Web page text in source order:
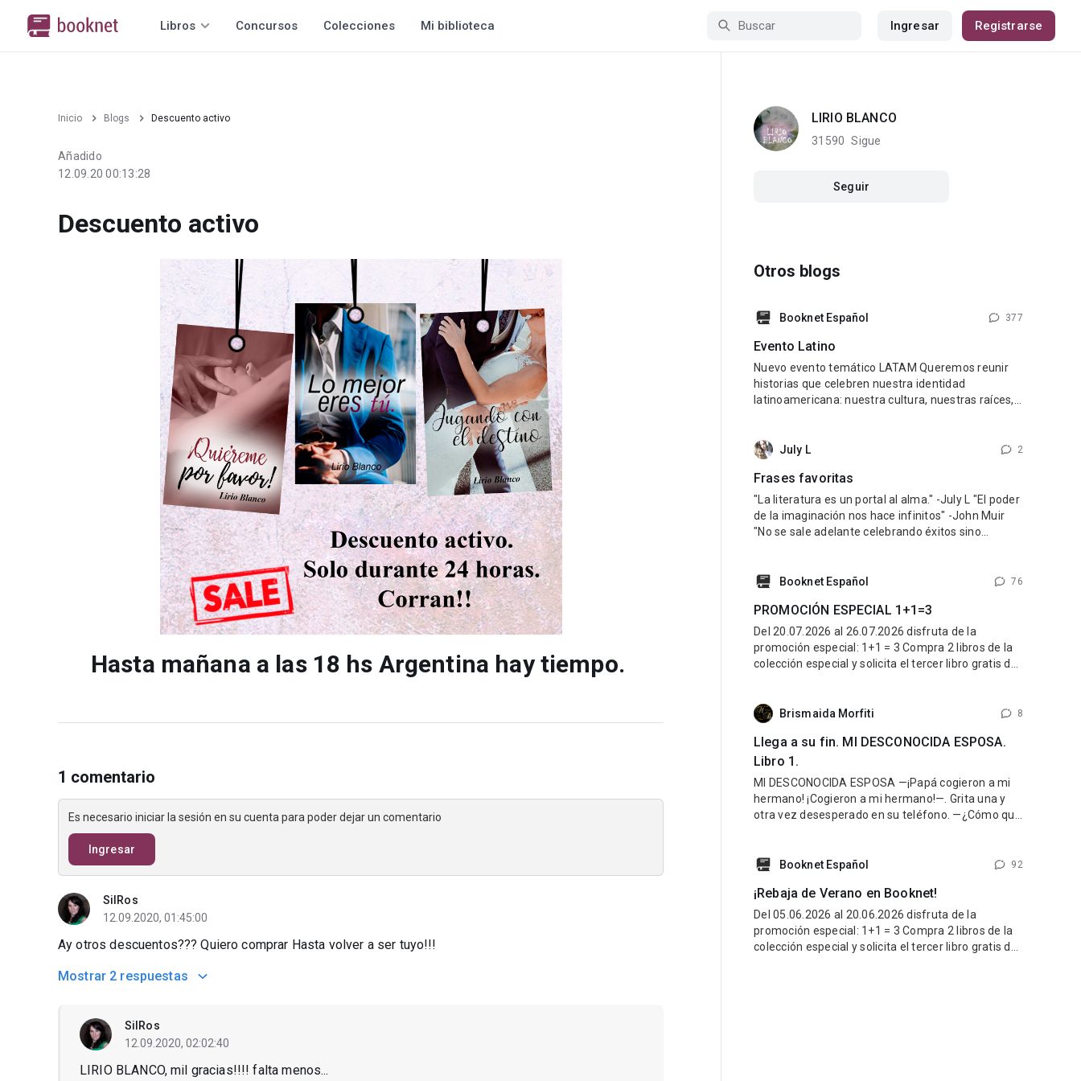
Libros Concursos Colecciones Mi biblioteca Ingresar Registrarse
Inicio Blogs Descuento activo
Añadido
12.09.20 00:13:28
Descuento activo
Hasta mañana a las 18 hs Argentina hay tiempo.
1 comentario
Es necesario iniciar la sesión en su cuenta para poder dejar un comentario
Ingresar
SilRos
12.09.2020, 01:45:00
Ay otros descuentos??? Quiero comprar Hasta volver a ser tuyo!!!
Mostrar 2 respuestas
SilRos
12.09.2020, 02:02:40
LIRIO BLANCO, mil gracias!!!! falta menos...
LIRIO BLANCO
31590 Sigue
Seguir
Otros blogs
Booknet Español 377
Evento Latino
Nuevo evento temático LATAM Queremos reunir
historias que celebren nuestra identidad
latinoamericana: nuestra cultura, nuestras raíces,
latino y una esencia que refleje lo mejor de nuestra
de cualquier género: romance, fantasía,
July L 2
Frases favoritas
"La literatura es un portal al alma." -July L "El poder
de la imaginación nos hace infinitos" -John Muir
"No se sale adelante celebrando éxitos sino
Wayne Dyer "Debes hacer las cosas que piensas
Booknet Español 76
PROMOCIÓN ESPECIAL 1+1=3
Del 20.07.2026 al 26.07.2026 disfruta de la
promoción especial: 1+1 = 3 Compra 2 libros de la
colección especial y solicita el tercer libro gratis de
de esa colección. Escribe al Soporte Técnico y
Brismaida Morfiti 8
Llega a su fin. MI DESCONOCIDA ESPOSA.
Libro 1.
MI DESCONOCIDA ESPOSA —¡Papá cogieron a mi
hermano! ¡Cogieron a mi hermano!—. Grita una y
otra vez desesperado en su teléfono. —¿Cómo que
fue la que nos hizo
Booknet Español 92
¡Rebaja de Verano en Booknet!
Del 05.06.2026 al 20.06.2026 disfruta de la
promoción especial: 1+1 = 3 Compra 2 libros de la
colección especial y solicita el tercer libro gratis de